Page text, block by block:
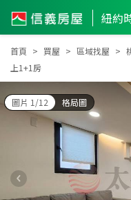
首頁 買屋 區域找屋
上1+1房
圖片 1/12 格局圖